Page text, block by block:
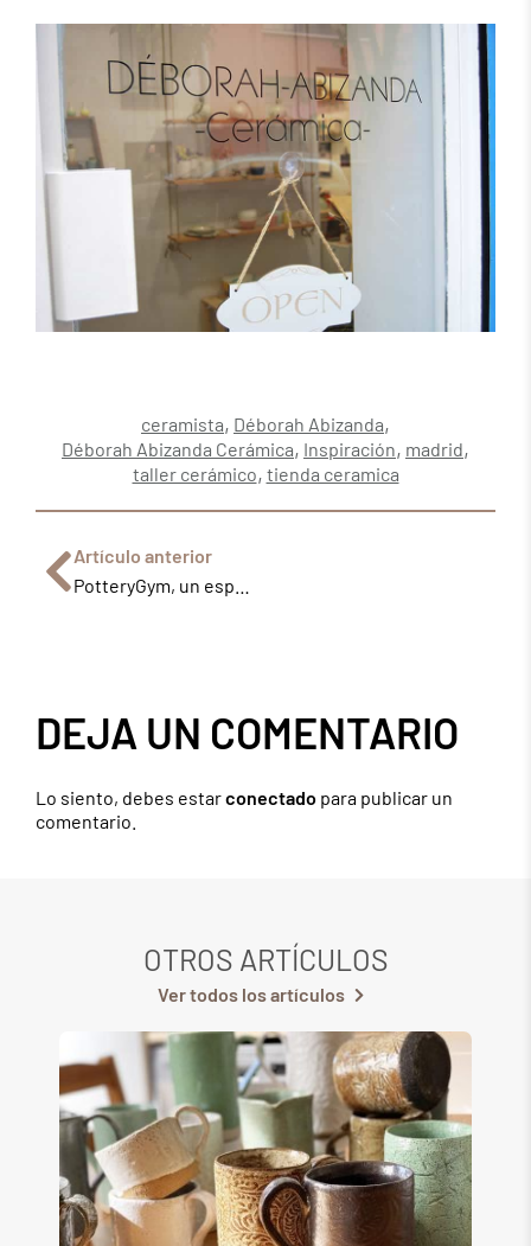
ceramista, Déborah Abizanda,
Déborah Abizanda Cerámica, Inspiración, madrid,
taller cerámico, tienda ceramica
Artículo anterior
DEJA UN COMENTARIO
Lo siento, debes estarconectado para publicar un
comentario.
OTROS ARTÍCULOS
Ver todos los artículos